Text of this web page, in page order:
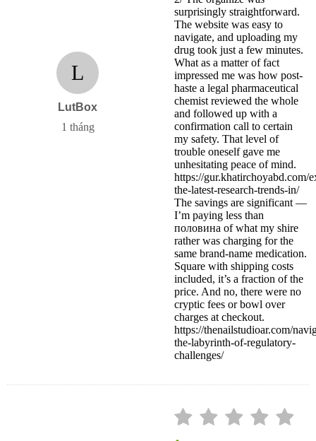
L
LutBox
1 tháng
surprisingly straightforward.
The website was easy to
navigate, and uploading my
drug took just a few minutes.
What as a matter of fact
impressed me was how post-
haste a legal pharmaceutical
chemist reviewed the whole
and followed up with a
confirmation call to certain
my safety. That level of
trouble oneself gave me
unhesitating peace of mind.
https://gur.khatirchoyabd.com/
the-latest-research-trends-in/
The savings are significant —
I’m paying less than
половина of what my shire
rather was charging for the
same brand-name medication.
Square with shipping costs
included, it’s a fraction of the
price. And no, there were no
cryptic fees or bowl over
charges at checkout.
https://thenailstudioar.com/
the-labyrinth-of-regulatory-
challenges/